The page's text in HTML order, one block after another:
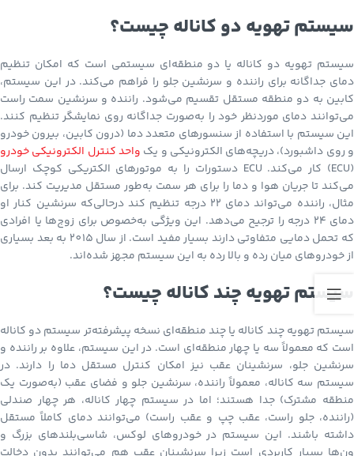
سیستم تهویه دو کاناله چیست؟
سیستم تهویه دو کاناله یا دو منطقه‌ای سیستمی است که امکان تنظیم
دمای جداگانه برای راننده و سرنشین جلو را فراهم می‌کند. در این سیستم،
کابین به دو منطقه مستقل تقسیم می‌شود. راننده و سرنشین سمت راست
می‌توانند دمای موردنظر خود را به‌صورت جداگانه روی نمایشگر تنظیم کنند.
این سیستم با استفاده از سنسورهای متعدد دما (درون کابین، بیرون خودرو
و روی داشبورد)، دریچه‌های الکترونیکی و یک واحد کنترل الکترونیکی خودرو
(ECU) کار می‌کند. ECU دستورات را به موتورهای الکتریکی کوچک ارسال
می‌کند تا جریان هوا و دما را برای هر سمت به‌طور مستقل مدیریت کند. برای
مثال، راننده می‌تواند دمای ۲۲ درجه تنظیم کند درحالی‌که سرنشین کنار او
دمای ۲۴ درجه را ترجیح می‌دهد. این ویژگی به‌خصوص برای زوج‌ها یا افرادی
که تحمل دمایی متفاوتی دارند بسیار مفید است. از سال 2015 به بعد بسیاری
از خودروهای میان رده و بالا رده به این سیستم مجهز شده‌اند.
سیستم تهویه چند کاناله چیست؟
سیستم تهویه چند کاناله یا چند منطقه‌ای نسخه پیشرفته‌تر سیستم دو کاناله
است که معمولاً سه یا چهار منطقه‌ای است. در این سیستم، علاوه بر راننده و
سرنشین جلو، سرنشینان عقب نیز امکان کنترل مستقل دما را دارند. در
سیستم سه کاناله، معمولاً راننده، سرنشین جلو و فضای عقب (به‌صورت یک
منطقه مشترک) جدا هستند؛ اما در سیستم چهار کاناله، هر چهار صندلی
(راننده، جلو راست، عقب چپ و عقب راست) می‌توانند دمای کاملاً مستقل
داشته باشند. این سیستم در خودروهای لوکس، شاسی‌بلندهای بزرگ و